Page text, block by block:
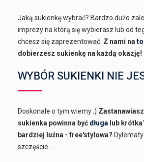
Jaką sukienkę wybrać? Bardzo dużo
imprezy na którą się wybierasz lub od
chcesz się zaprezentować. Z nami na
dobierzesz sukienkę na każdą okazję!
WYBÓR SUKIENKI NIE
Doskonale o tym wiemy :)
sukienka powinna być długa lub
bardziej luźna - free'stylowa?
szczęście...